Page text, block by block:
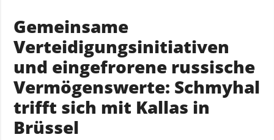
Gemeinsame
Verteidigungsinitiativen
und eingefrorene russische
Vermögenswerte: Schmyhal
trifft sich mit Kallas in
Brüssel